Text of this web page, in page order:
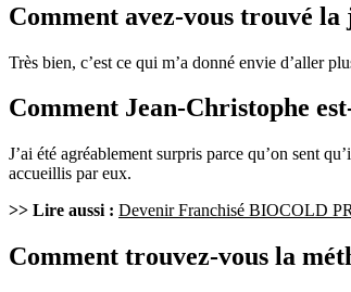
Comment avez-vous trouvé la
Très bien, c’est ce qui m’a donné envie d’aller
Comment Jean-Christophe
J’ai été agréablement surpris parce qu’on sent
accueillis par eux.
>> Lire aussi : Devenir Franchisé BIOCOLD
Comment trouvez-vous la